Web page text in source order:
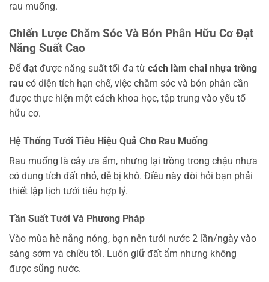
rau muống.
Chiến Lược Chăm Sóc Và Bón Phân Hữu Cơ Đạt
Năng Suất Cao
Để đạt được năng suất tối đa từ cách làm chai nhựa trồng
rau có diện tích hạn chế, việc chăm sóc và bón phân cần
được thực hiện một cách khoa học, tập trung vào yếu tố
hữu cơ.
Hệ Thống Tưới Tiêu Hiệu Quả Cho Rau Muống
Rau muống là cây ưa ẩm, nhưng lại trồng trong chậu nhựa
có dung tích đất nhỏ, dễ bị khô. Điều này đòi hỏi bạn phải
thiết lập lịch tưới tiêu hợp lý.
Tần Suất Tưới Và Phương Pháp
Vào mùa hè nắng nóng, bạn nên tưới nước 2 lần/ngày vào
sáng sớm và chiều tối. Luôn giữ đất ẩm nhưng không
được sũng nước.